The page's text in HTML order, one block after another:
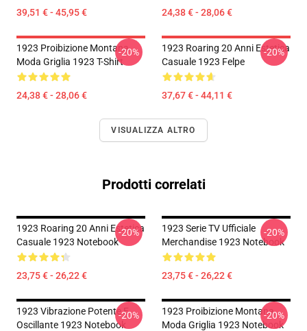
39,51 € - 45,95 € 24,38 € - 28,06 €
1923 Proibizione Montana
Moda Griglia 1923 T-Shirt
24,38 € - 28,06 €
-20%
1923 Roaring 20 Anni Estetica
Casuale 1923 Felpe
37,67 € - 44,11 €
-20%
VISUALIZZA ALTRO
Prodotti correlati
1923 Roaring 20 Anni Estetica
Casuale 1923 Notebook
23,75 € - 26,22 €
-20%
1923 Serie TV Ufficiale
Merchandise 1923 Notebook
23,75 € - 26,22 €
-20%
1923 Vibrazione Potente E
Oscillante 1923 Notebook
-20%
1923 Proibizione Montana
Moda Griglia 1923 Notebook
-20%